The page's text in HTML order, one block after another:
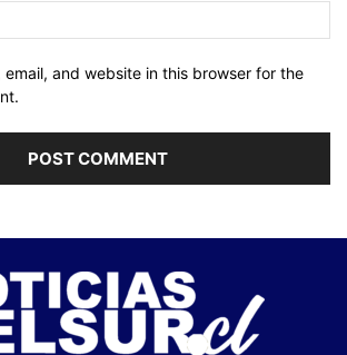
email, and website in this browser for the